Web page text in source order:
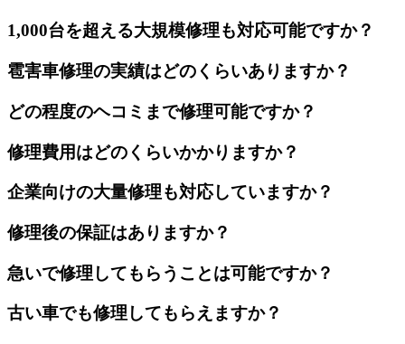
1,000台を超える大規模修理も対応可能ですか？
雹害車修理の実績はどのくらいありますか？
どの程度のヘコミまで修理可能ですか？
修理費用はどのくらいかかりますか？
企業向けの大量修理も対応していますか？
修理後の保証はありますか？
急いで修理してもらうことは可能ですか？
古い車でも修理してもらえますか？